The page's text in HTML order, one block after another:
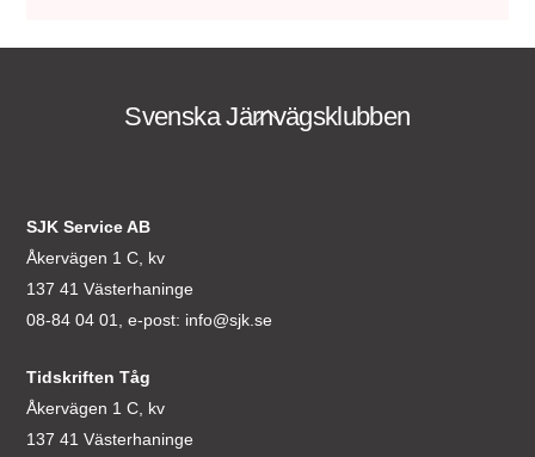
Back
Svenska Järnvägsklubben
SJK Service AB
Åkervägen 1 C, kv
137 41 Västerhaninge
08-84 04 01, e-post: info@sjk.se
Tidskriften Tåg
Åkervägen 1 C, kv
137 41 Västerhaninge